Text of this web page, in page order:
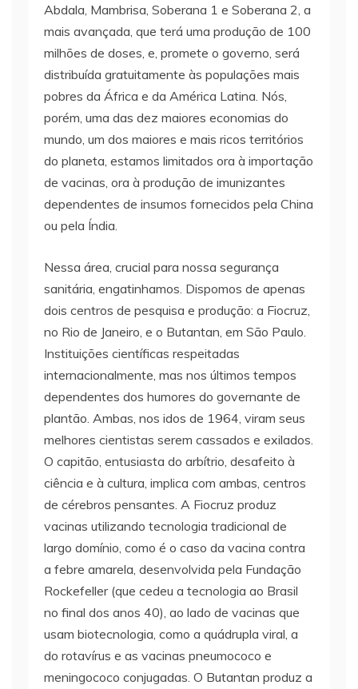
Abdala, Mambrisa, Soberana 1 e Soberana 2, a
mais avançada, que terá uma produção de 100
milhões de doses, e, promete o governo, será
distribuída gratuitamente às populações mais
pobres da África e da América Latina. Nós,
porém, uma das dez maiores economias do
mundo, um dos maiores e mais ricos territórios
do planeta, estamos limitados ora à importação
de vacinas, ora à produção de imunizantes
dependentes de insumos fornecidos pela China
ou pela Índia.
Nessa área, crucial para nossa segurança
sanitária, engatinhamos. Dispomos de apenas
dois centros de pesquisa e produção: a Fiocruz,
no Rio de Janeiro, e o Butantan, em São Paulo.
Instituições científicas respeitadas
internacionalmente, mas nos últimos tempos
dependentes dos humores do governante de
plantão. Ambas, nos idos de 1964, viram seus
melhores cientistas serem cassados e exilados.
O capitão, entusiasta do arbítrio, desafeito à
ciência e à cultura, implica com ambas, centros
de cérebros pensantes. A Fiocruz produz
vacinas utilizando tecnologia tradicional de
largo domínio, como é o caso da vacina contra
a febre amarela, desenvolvida pela Fundação
Rockefeller (que cedeu a tecnologia ao Brasil
no final dos anos 40), ao lado de vacinas que
usam biotecnologia, como a quádrupla viral, a
do rotavírus e as vacinas pneumococo e
meningococo conjugadas. O Butantan produz a